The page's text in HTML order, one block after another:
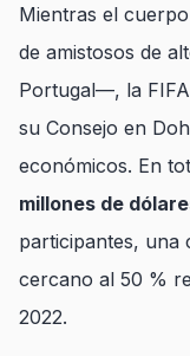
Mientras el
de amistosos de
Portugal—, la
su Consejo en
económicos. En
millones de
participantes, una
cercano al 50 %
2022.